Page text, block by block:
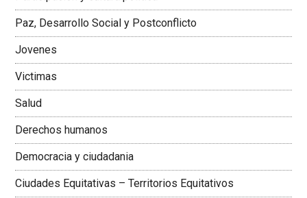
Colombiana
Paz, Desarrollo Social y Postconflicto
Jovenes
Victimas
Salud
Derechos humanos
Democracia y ciudadania
Ciudades Equitativas – Territorios Equitativos